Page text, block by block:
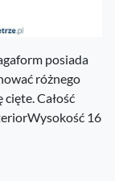
posiada
różnego
Całość
16